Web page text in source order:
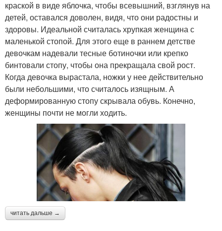
краской в виде яблочка, чтобы всевышний, взглянув на
детей, оставался доволен, видя, что они радостны и
здоровы. Идеальной считалась хрупкая женщина с
маленькой стопой. Для этого еще в раннем детстве
девочкам надевали тесные ботиночки или крепко
бинтовали стопу, чтобы она прекращала свой рост.
Когда девочка вырастала, ножки у нее действительно
были небольшими, что считалось изящным. А
деформированную стопу скрывала обувь. Конечно,
женщины почти не могли ходить.
читать дальше →